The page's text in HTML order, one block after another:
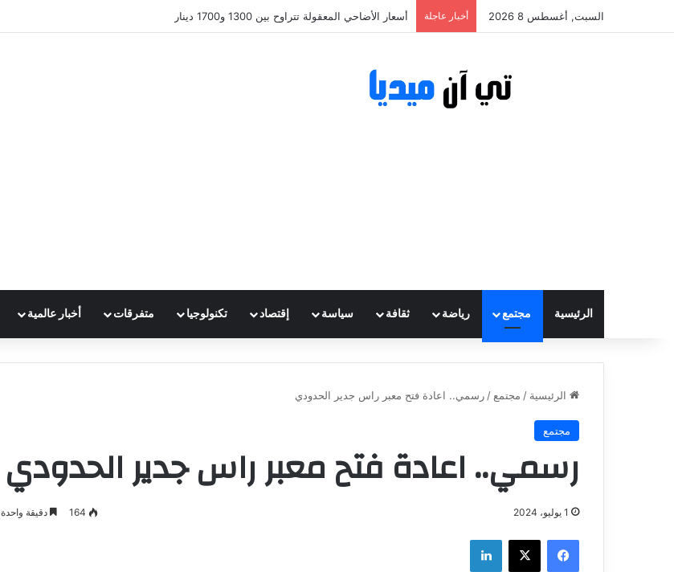
السبت, أغسطس 8 2026 أخبار عاجلة أسعار الأضاحي المعقولة تتراوح بين 1300 و1700 دينار
الرئيسية مجتمع رياضة ثقافة سياسة إقتصاد تكنولوجيا متفرقات أخبار عالمية
الرئيسية / مجتمع / رسمي.. اعادة فتح معبر راس جدير الحدودي
مجتمع
رسمي.. اعادة فتح معبر راس جدير الحدودي
1 يوليو، 2024 164 دقيقة واحدة
فيسبوك ‫X لينكدإن